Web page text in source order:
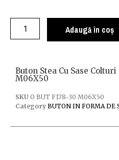
Adaugă în coș
Buton Stea Cu Sase Colturi
M06X50
SKU O BUT F178-30 M06X50
Category BUTON IN FORMA DE